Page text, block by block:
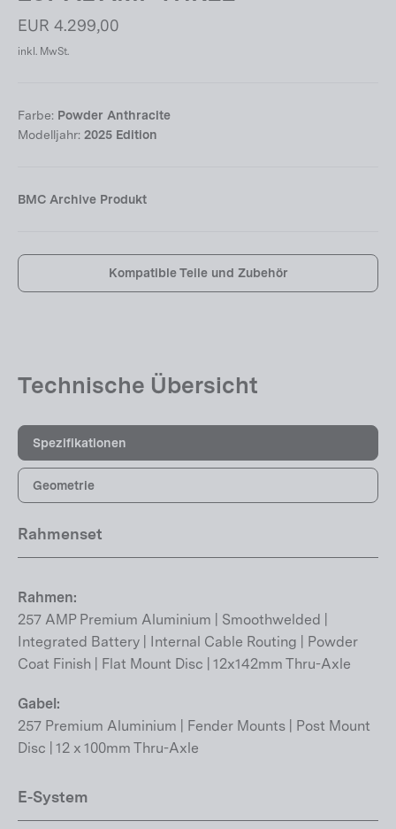
Normaler
EUR 4.299,00
inkl. MwSt.
Farbe: Powder Anthracite
Modelljahr: 2025 Edition
BMC Archive Produkt
Kompatible Teile und Zubehör
Technische Übersicht
Spezifikationen
Geometrie
Rahmenset
Rahmen:
257 AMP Premium Aluminium | Smoothwelded |
Integrated Battery | Internal Cable Routing | Powder
Coat Finish | Flat Mount Disc | 12x142mm Thru-Axle
Gabel:
257 Premium Aluminium | Fender Mounts | Post Mount
Disc | 12 x 100mm Thru-Axle
E-System